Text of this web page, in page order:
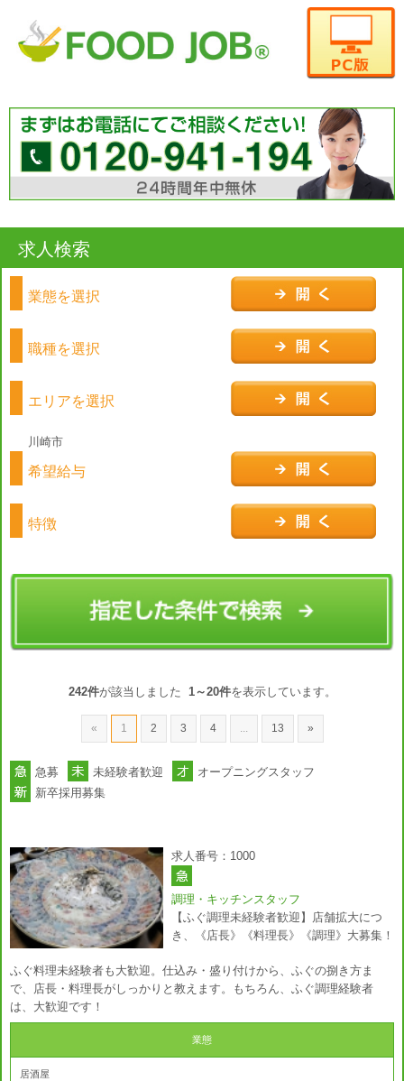
求人検索
業態を選択
職種を選択
エリアを選択
川崎市
希望給与
特徴
242件が該当しました 1～20件を表示しています。
« 1 2 3 4 13 »
急募 未経験者歓迎
オープニングスタッフ
新卒採用募集
求人番号：1000
調理・キッチンスタッフ
【ふぐ調理未経験者歓迎】店舗拡大につ
き、《店長》《料理長》《調理》大募集！
ふぐ料理未経験者も大歓迎。仕込み・盛り付けから、ふぐの捌き方ま
で、店長・料理長がしっかりと教えます。もちろん、ふぐ調理経験者
は、大歓迎です！
業態
居酒屋